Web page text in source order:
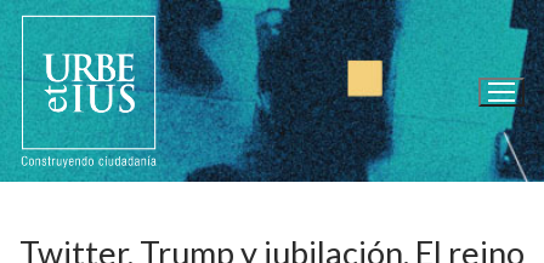
contenido
Twitter, Trump y jubilación. El reino